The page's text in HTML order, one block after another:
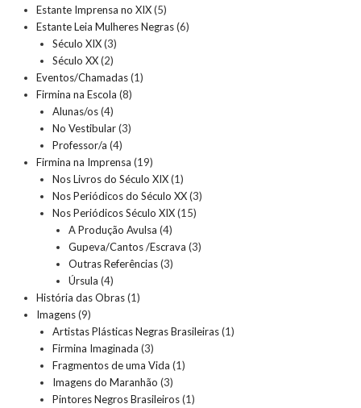
Estante Imprensa no XIX(5)
Estante Leia Mulheres Negras(6)
Século XIX(3)
Século XX(2)
Eventos/Chamadas(1)
Firmina na Escola (8)
Alunas/os(4)
No Vestibular(3)
Professor/a (4)
Firmina na Imprensa (19)
Nos Livros do Século XIX(1)
Nos Periódicos do Século XX(3)
Nos Periódicos Século XIX(15)
A Produção Avulsa (4)
Gupeva/Cantos /Escrava (3)
Outras Referências(3)
Úrsula (4)
História das Obras(1)
Imagens(9)
Artistas Plásticas Negras Brasileiras(1)
Firmina Imaginada (3)
Fragmentos de uma Vida (1)
Imagens do Maranhão (3)
Pintores Negros Brasileiros(1)